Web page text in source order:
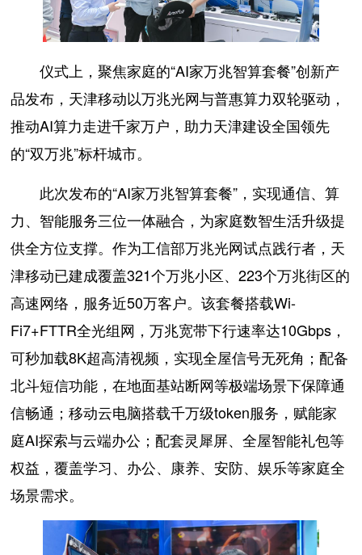
仪式上，聚焦家庭的“AI家万兆智算套餐”创新产
品发布，天津移动以万兆光网与普惠算力双轮驱动，
推动AI算力走进千家万户，助力天津建设全国领先
的“双万兆”标杆城市。
此次发布的“AI家万兆智算套餐”，实现通信、算
力、智能服务三位一体融合，为家庭数智生活升级提
供全方位支撑。作为工信部万兆光网试点践行者，天
津移动已建成覆盖321个万兆小区、223个万兆街区的
高速网络，服务近50万客户。该套餐搭载Wi-
Fi7+FTTR全光组网，万兆宽带下行速率达10Gbps，
可秒加载8K超高清视频，实现全屋信号无死角；配备
北斗短信功能，在地面基站断网等极端场景下保障通
信畅通；移动云电脑搭载千万级token服务，赋能家
庭AI探索与云端办公；配套灵犀屏、全屋智能礼包等
权益，覆盖学习、办公、康养、安防、娱乐等家庭全
场景需求。